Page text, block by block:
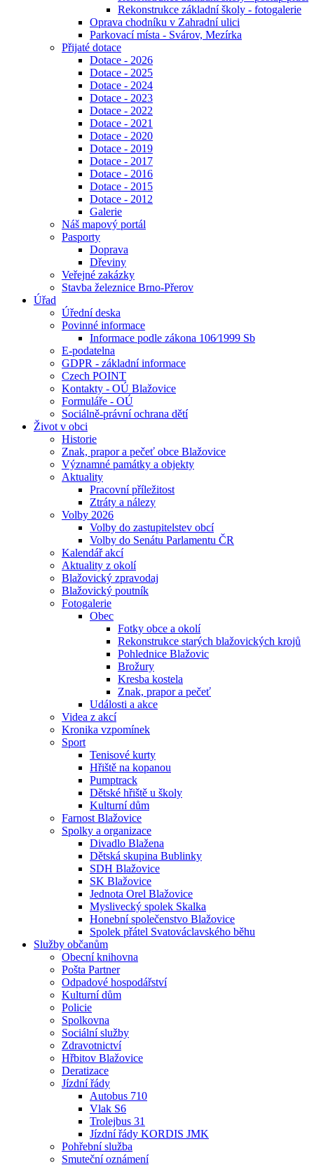
Rekonstrukce základní školy - fotogalerie
Oprava chodníku v Zahradní ulici
Parkovací místa - Svárov, Mezírka
Přijaté dotace
Dotace - 2026
Dotace - 2025
Dotace - 2024
Dotace - 2023
Dotace - 2022
Dotace - 2021
Dotace - 2020
Dotace - 2019
Dotace - 2017
Dotace - 2016
Dotace - 2015
Dotace - 2012
Galerie
Náš mapový portál
Pasporty
Doprava
Dřeviny
Veřejné zakázky
Stavba železnice Brno-Přerov
Úřad
Úřední deska
Povinné informace
Informace podle zákona 106⁄1999 Sb
E-podatelna
GDPR - základní informace
Czech POINT
Kontakty - OÚ Blažovice
Formuláře - OÚ
Sociálně-právní ochrana dětí
Život v obci
Historie
Znak, prapor a pečeť obce Blažovice
Významné památky a objekty
Aktuality
Pracovní příležitost
Ztráty a nálezy
Volby 2026
Volby do zastupitelstev obcí
Volby do Senátu Parlamentu ČR
Kalendář akcí
Aktuality z okolí
Blažovický zpravodaj
Blažovický poutník
Fotogalerie
Obec
Fotky obce a okolí
Rekonstrukce starých blažovických krojů
Pohlednice Blažovic
Brožury
Kresba kostela
Znak, prapor a pečeť
Události a akce
Videa z akcí
Kronika vzpomínek
Sport
Tenisové kurty
Hřiště na kopanou
Pumptrack
Dětské hřiště u školy
Kulturní dům
Farnost Blažovice
Spolky a organizace
Divadlo Blažena
Dětská skupina Bublinky
SDH Blažovice
SK Blažovice
Jednota Orel Blažovice
Myslivecký spolek Skalka
Honební společenstvo Blažovice
Spolek přátel Svatováclavského běhu
Služby občanům
Obecní knihovna
Pošta Partner
Odpadové hospodářství
Kulturní dům
Policie
Spolkovna
Sociální služby
Zdravotnictví
Hřbitov Blažovice
Deratizace
Jízdní řády
Autobus 710
Vlak S6
Trolejbus 31
Jízdní řády KORDIS JMK
Pohřební služba
Smuteční oznámení